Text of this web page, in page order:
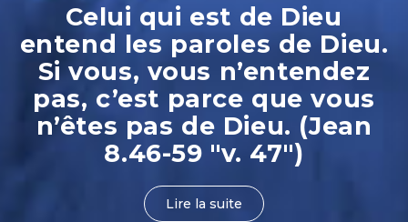
Celui qui est de Dieu
entend les paroles de Dieu.
Si vous, vous n’entendez
pas, c’est parce que vous
n’êtes pas de Dieu. (Jean
8.46-59 "v. 47")
Lire la suite